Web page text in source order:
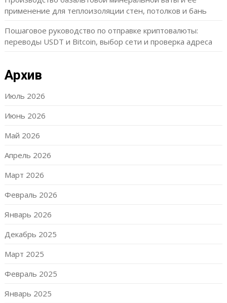
применение для теплоизоляции стен, потолков и бань
Пошаговое руководство по отправке криптовалюты:
переводы USDT и Bitcoin, выбор сети и проверка адреса
Архив
Июль 2026
Июнь 2026
Май 2026
Апрель 2026
Март 2026
Февраль 2026
Январь 2026
Декабрь 2025
Март 2025
Февраль 2025
Январь 2025